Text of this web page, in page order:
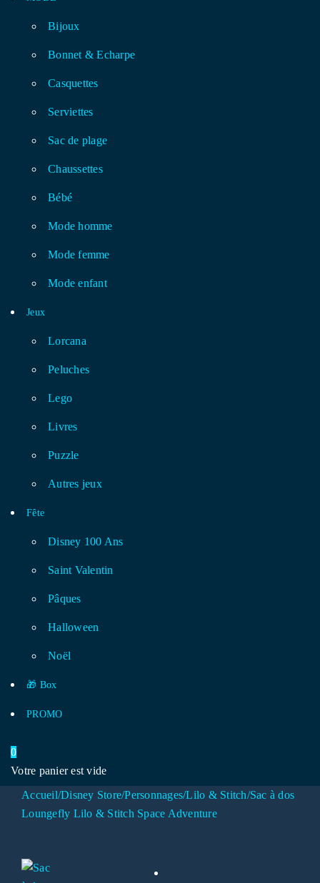
Bijoux
Bonnet & Echarpe
Casquettes
Serviettes
Sac de plage
Chaussettes
Bébé
Mode homme
Mode femme
Mode enfant
Jeux
Lorcana
Peluches
Lego
Livres
Puzzle
Autres jeux
Fête
Disney 100 Ans
Saint Valentin
Pâques
Halloween
Noël
🎁 Box
PROMO
0
Votre panier est vide
Accueil/Disney Store/Personnages/Lilo & Stitch/Sac à dos
Loungefly Lilo & Stitch Space Adventure